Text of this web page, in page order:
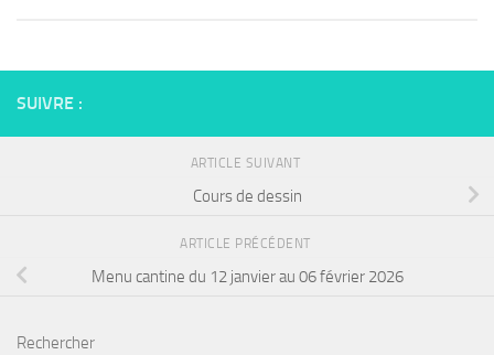
SUIVRE :
ARTICLE SUIVANT
Cours de dessin
ARTICLE PRÉCÉDENT
Menu cantine du 12 janvier au 06 février 2026
Rechercher